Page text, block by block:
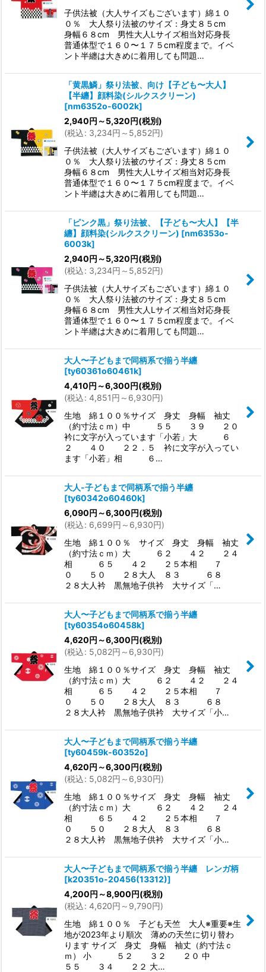
子供法被（大人サイズもございます）綿１０
０％ 大人祭り法被のサイズ：身丈８５cm
身幅６８cm 男性大人Lサイズ相当対応身長
普通体型で１６０〜１７５cm程度まで。イベ
ント半纏は大きめに着用しても問題…
「黄黒鱗」祭り法被、向け【子ども〜大人】
【半纏】顔料染(シルクスクリーン)
[nm6352o-6002k]
2,940円 ～5,320円(税別)
(税込: 3,234円 ～5,852円)
子供法被（大人サイズもございます）綿１０
０％ 大人祭り法被のサイズ：身丈８５cm
身幅６８cm 男性大人Lサイズ相当対応身長
普通体型で１６０〜１７５cm程度まで。イベ
ント半纏は大きめに着用しても問題…
「ピンク黒」祭り法被、【子ども〜大人】【半
纏】顔料染(シルクスクリーン) [nm6353o-
6003k]
2,940円 ～5,320円(税別)
(税込: 3,234円 ～5,852円)
子供法被（大人サイズもございます）綿１０
０％ 大人祭り法被のサイズ：身丈８５cm
身幅６８cm 男性大人Lサイズ相当対応身長
普通体型で１６０〜１７５cm程度まで。イベ
ント半纏は大きめに着用しても問題…
大人〜子どもまで同柄系で揃う半纏
[ty60361o60461k]
4,410円 ～6,300円(税別)
(税込: 4,851円 ～6,930円)
生地 綿１００％サイズ 身丈 身幅 袖丈
（約寸法ｃｍ）中 ５５ ３９ ２０
衿に文字が入っています「小若」大 ６
２ ４０ ２２．５ 衿に文字が入ってい
ます「小若」相 ６…
大人-子どもまで同柄系で揃う半纏
[ty60342o60460k]
6,090円 ～6,300円(税別)
(税込: 6,699円 ～6,930円)
生地 綿１００％ サイズ 身丈 身幅 袖丈
（約寸法ｃｍ）大 ６２ ４２ ２４
相 ６５ ４２ ２５本相 ７
０ ５０ ２８大人 ８３ ６８
２８大人衿 黒無地子供衿 大サイズ「…
大人〜子どもまで同柄系で揃う半纏
[ty60354o60458k]
4,620円 ～6,300円(税別)
(税込: 5,082円 ～6,930円)
生地 綿１００％サイズ 身丈 身幅 袖丈
（約寸法ｃｍ）大 ６２ ４２ ２４
相 ６５ ４２ ２５本相 ７
０ ５０ ２８大人 ８３ ６８
２８大人衿 黒無地子供衿 大サイズ「小…
大人〜子どもまで同柄系で揃う半纏
[ty60459k-60352o]
4,620円 ～6,300円(税別)
(税込: 5,082円 ～6,930円)
生地 綿１００％サイズ 身丈 身幅 袖丈
（約寸法ｃｍ）大 ６２ ４２ ２４
相 ６５ ４２ ２５本相 ７
０ ５０ ２８大人 ８３ ６８
２８大人衿 黒無地子供衿 大サイズ「小…
大人〜子どもまで同柄系で揃う半纏 レンガ柄
[k20351o-20456(13312)]
4,200円 ～8,900円(税別)
(税込: 4,620円 ～9,790円)
生地 綿１００％ 子ども天竺 大人※重要※生
地が2023年より順次 薄めの天竺に切り替わ
ります サイズ 身丈 身幅 袖丈（約寸法ｃ
ｍ） 小 ５２ ３２ ２０ 中
５５ ３４ ２２ 大…